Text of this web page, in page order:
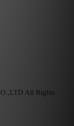
All Rights